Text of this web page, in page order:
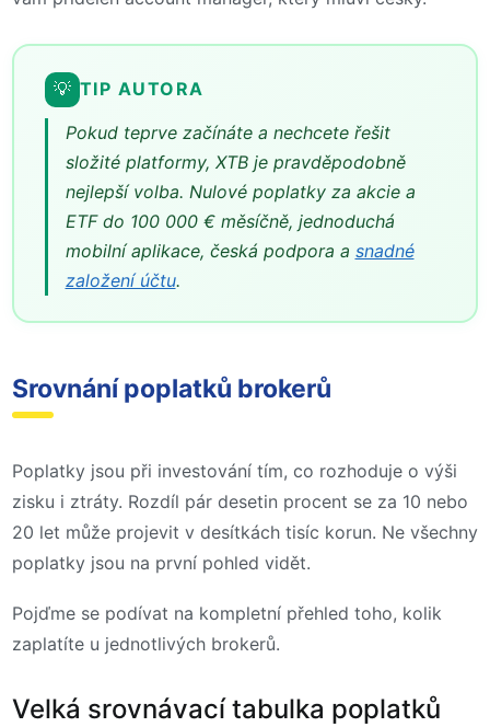
💡 TIP AUTORA
Pokud teprve začínáte a nechcete řešit
složité platformy, XTB je pravděpodobně
nejlepší volba. Nulové poplatky za akcie a
ETF do 100 000 € měsíčně, jednoduchá
mobilní aplikace, česká podpora a snadné
založení účtu.
Srovnání poplatků brokerů
Poplatky jsou při investování tím, co rozhoduje o výši
zisku i ztráty. Rozdíl pár desetin procent se za 10 nebo
20 let může projevit v desítkách tisíc korun. Ne všechny
poplatky jsou na první pohled vidět.
Pojďme se podívat na kompletní přehled toho, kolik
zaplatíte u jednotlivých brokerů.
Velká srovnávací tabulka poplatků